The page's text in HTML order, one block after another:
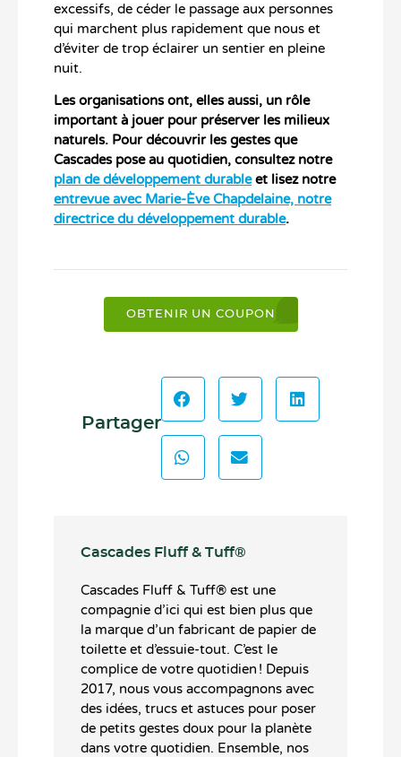
excessifs, de céder le passage aux personnes
qui marchent plus rapidement que nous et
d’éviter de trop éclairer un sentier en pleine
nuit.
Les organisations ont, elles aussi, un rôle
important à jouer pour préserver les milieux
naturels. Pour découvrir les gestes que
Cascades pose au quotidien, consultez notre
plan de développement durableet lisez notre
entrevue avec Marie-Ève Chapdelaine, notre
directrice du développement durable.
OBTENIR UN COUPON
Partager
Cascades Fluff & Tuff®️
Cascades Fluff & Tuff®️ est une
compagnie d’ici qui est bien plus que
la marque d’un fabricant de papier de
toilette et d’essuie-tout. C’est le
complice de votre quotidien ! Depuis
2017, nous vous accompagnons avec
des idées, trucs et astuces pour poser
de petits gestes doux pour la planète
dans votre quotidien. Ensemble, nos